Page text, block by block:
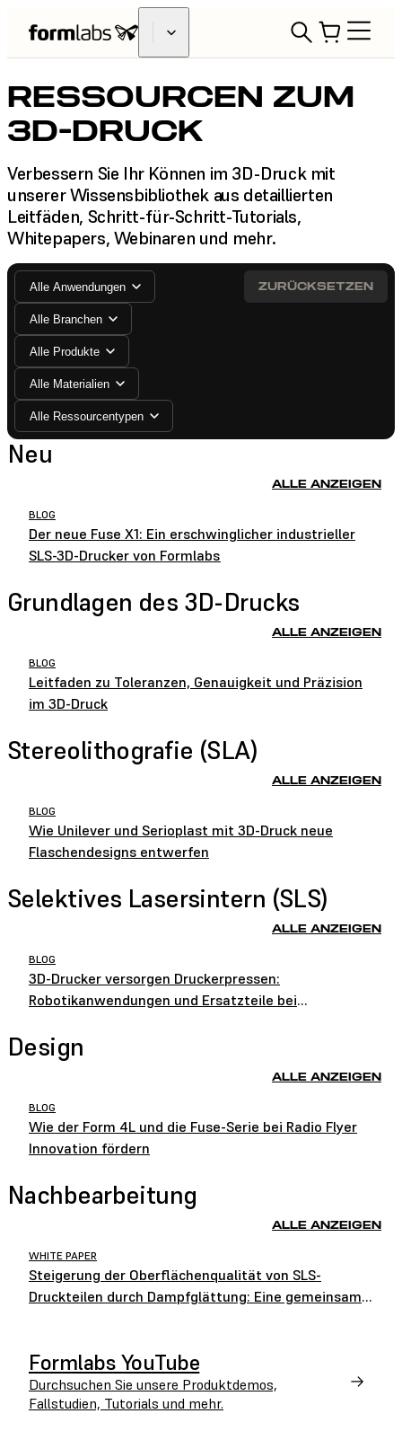
RESSOURCEN ZUM
3D-DRUCK
Verbessern Sie Ihr Können im 3D-Druck mit
unserer Wissensbibliothek aus detaillierten
Leitfäden, Schritt-für-Schritt-Tutorials,
Whitepapers, Webinaren und mehr.
Alle Anwendungen
Alle Branchen
Alle Produkte
Alle Materialien
Alle Ressourcentypen
ZURÜCKSETZEN
Neu
ALLE ANZEIGEN
BLOG
Der neue Fuse X1: Ein erschwinglicher industrieller
SLS-3D-Drucker von Formlabs
Grundlagen des 3D-Drucks
ALLE ANZEIGEN
BLOG
Leitfaden zu Toleranzen, Genauigkeit und Präzision
im 3D-Druck
Stereolithografie (SLA)
ALLE ANZEIGEN
BLOG
Wie Unilever und Serioplast mit 3D-Druck neue
Flaschendesigns entwerfen
Selektives Lasersintern (SLS)
ALLE ANZEIGEN
BLOG
3D-Drucker versorgen Druckerpressen:
Robotikanwendungen und Ersatzteile bei
Design
ALLE ANZEIGEN
BLOG
Wie der Form 4L und die Fuse-Serie bei Radio Flyer
Innovation fördern
Nachbearbeitung
ALLE ANZEIGEN
WHITE PAPER
Steigerung der Oberflächenqualität von SLS-
Druckteilen durch Dampfglättung: Eine gemeinsame
Formlabs YouTube
Durchsuchen Sie unsere Produktdemos,
Fallstudien, Tutorials und mehr.